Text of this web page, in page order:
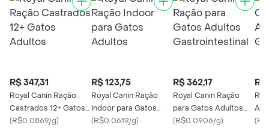
R$ 347,31
Royal Canin Ração
Castrados 12+ Gatos
Adultos
(R$0.0869/g)
R$ 123,75
Royal Canin Ração
Indoor para Gatos
Adultos
(R$0.0619/g)
R$ 362,17
Royal Canin Ração
para Gatos Adultos
Gastrointestinal
(R$0.0906/g)
R$
(